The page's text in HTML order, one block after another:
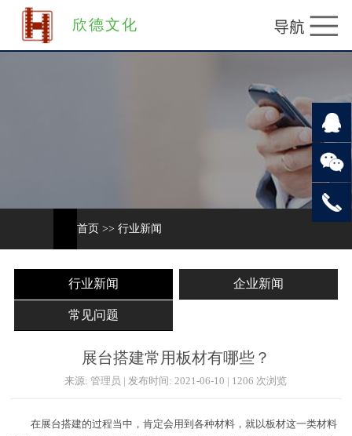
欣德文化
首页 >> 行业新闻
行业新闻 企业新闻
常见问题
展台搭建常用板材有哪些？
来源: 管理员 | 发布时间: 2021-06-10 | 1206 次浏览
在展台搭建的过程当中，肯定会用到各种材料，就以板材这一类材料